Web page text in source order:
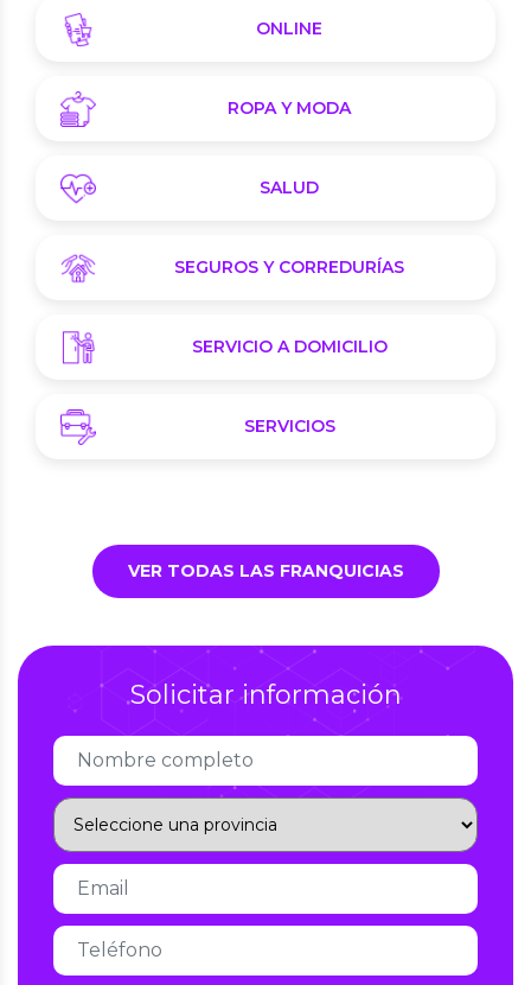
ONLINE
ROPA Y MODA
SALUD
SEGUROS Y CORREDURÍAS
SERVICIO A DOMICILIO
SERVICIOS
VER TODAS LAS FRANQUICIAS
Solicitar información